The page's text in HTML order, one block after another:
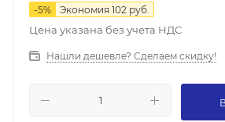
-5% Экономия 102 руб.
Цена указана без учета НДС
Нашли дешевле? Сделаем скидку!